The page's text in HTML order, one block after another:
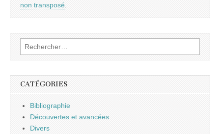
non transposé
Rechercher :
CATÉGORIES
Bibliographie
Découvertes et avancées
Divers